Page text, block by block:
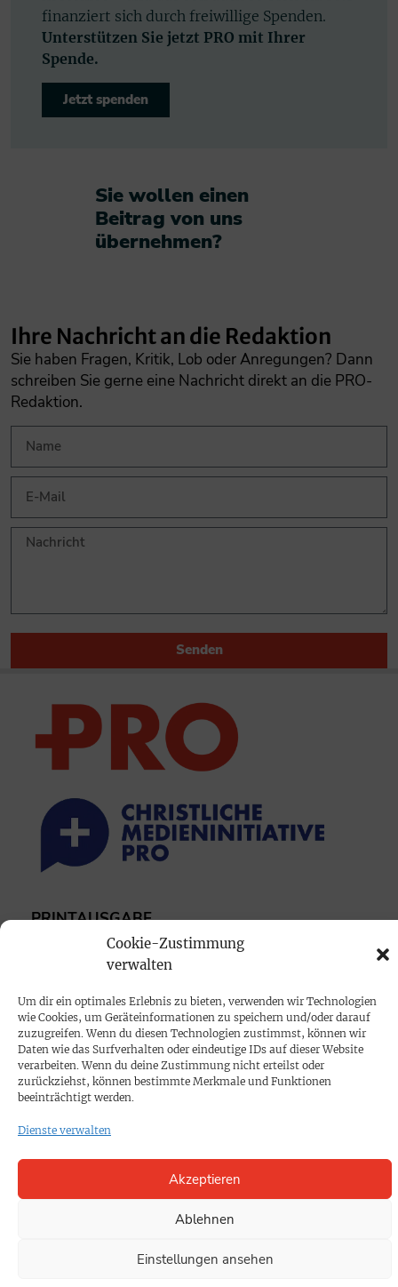
Cookie-Zustimmung
verwalten
Um dir ein optimales Erlebnis zu bieten, verwenden wir Technologien
wie Cookies, um Geräteinformationen zu speichern und/oder darauf
zuzugreifen. Wenn du diesen Technologien zustimmst, können wir
Daten wie das Surfverhalten oder eindeutige IDs auf dieser Website
verarbeiten. Wenn du deine Zustimmung nicht erteilst oder
zurückziehst, können bestimmte Merkmale und Funktionen
beeinträchtigt werden.
Dienste verwalten
Akzeptieren
Ablehnen
Einstellungen ansehen
finanziert sich durch freiwillige Spenden.
Unterstützen Sie jetzt PRO mit Ihrer
Spende.
Jetzt spenden
Sie wollen einen
Beitrag von uns
übernehmen?​
Ihre Nachricht an die Redaktion
Sie haben Fragen, Kritik, Lob oder Anregungen? Dann
schreiben Sie gerne eine Nachricht direkt an die PRO-
Redaktion.
Senden
PRINTAUSGABE
Mediadaten
PROKOMPAKT
Impressum
SPENDEN
Datenschutz
KONTAKT